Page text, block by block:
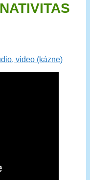
video (kázne)